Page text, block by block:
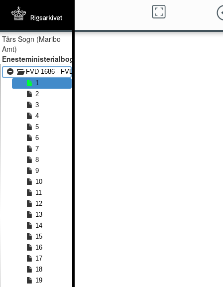
Tårs Sogn (Maribo
Amt)
Enesteministerialbog
FVD 1686 - FVD 1699
1
2
3
4
5
6
7
8
9
10
11
12
13
14
15
16
17
18
19